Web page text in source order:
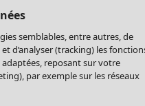
semblables, entre autres, de
d’analyser (tracking) les
reposant sur votre
par exemple sur les réseaux